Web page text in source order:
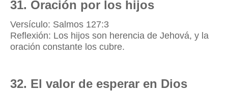
31. Oración por los hijos
Versículo: Salmos 127:3
Reflexión: Los hijos son herencia de Jehová, y la
oración constante los cubre.
32. El valor de esperar en Dios